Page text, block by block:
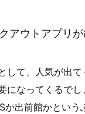
アウトアプリ
して、人気が出
になってくるで
か出前館かという